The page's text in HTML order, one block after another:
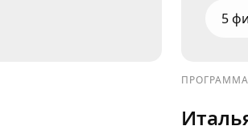
5
ПРОГРАММА